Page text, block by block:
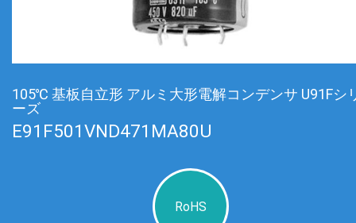
105℃ 基板自立形 アルミ大形電解コンデンサ U91Fシ
ーズ
E91F501VND471MA80U
RoHS